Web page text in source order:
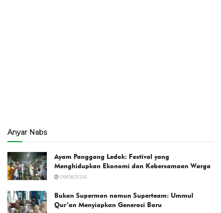
Anyar Nabs
Ayam Panggang Ledok: Festival yang
Menghidupkan Ekonomi dan Kebersamaan Warga
09/08/2026
Bukan Superman namun Superteam: Ummul
Qur’an Menyiapkan Generasi Baru